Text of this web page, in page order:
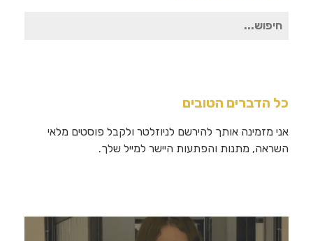
חיפוש
כל הדברים הטובים
אני מזמינה אותך להירשם לניוזלטר ולקבל פוסטים מלאי
השראה, מתנות והפתעות היישר למייל שלך.